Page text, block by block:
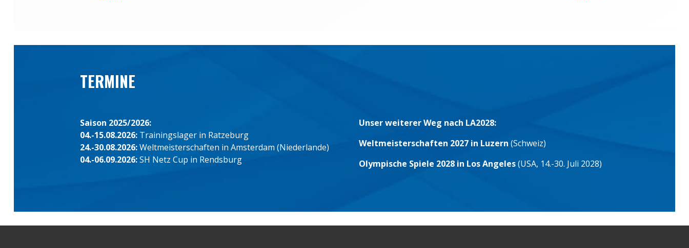
TERMINE
Saison 2025/2026:
04.-15.08.2026: Trainingslager in Ratzeburg
24.-30.08.2026:Weltmeisterschaften in Amsterdam (Niederlande)
04.-06.09.2026:SH Netz Cup in Rendsburg
Unser weiterer Weg nach LA2028:
Weltmeisterschaften 2027 in Luzern (Schweiz)
Olympische Spiele 2028 in Los Angeles(USA, 14.-30. Juli 2028)